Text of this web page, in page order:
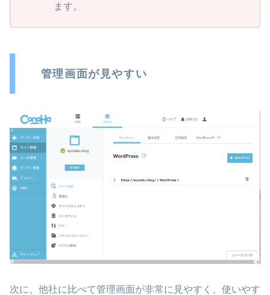
ます。
管理画面が見やすい
次に、他社に比べて管理画面が非常に見やすく、使いやす